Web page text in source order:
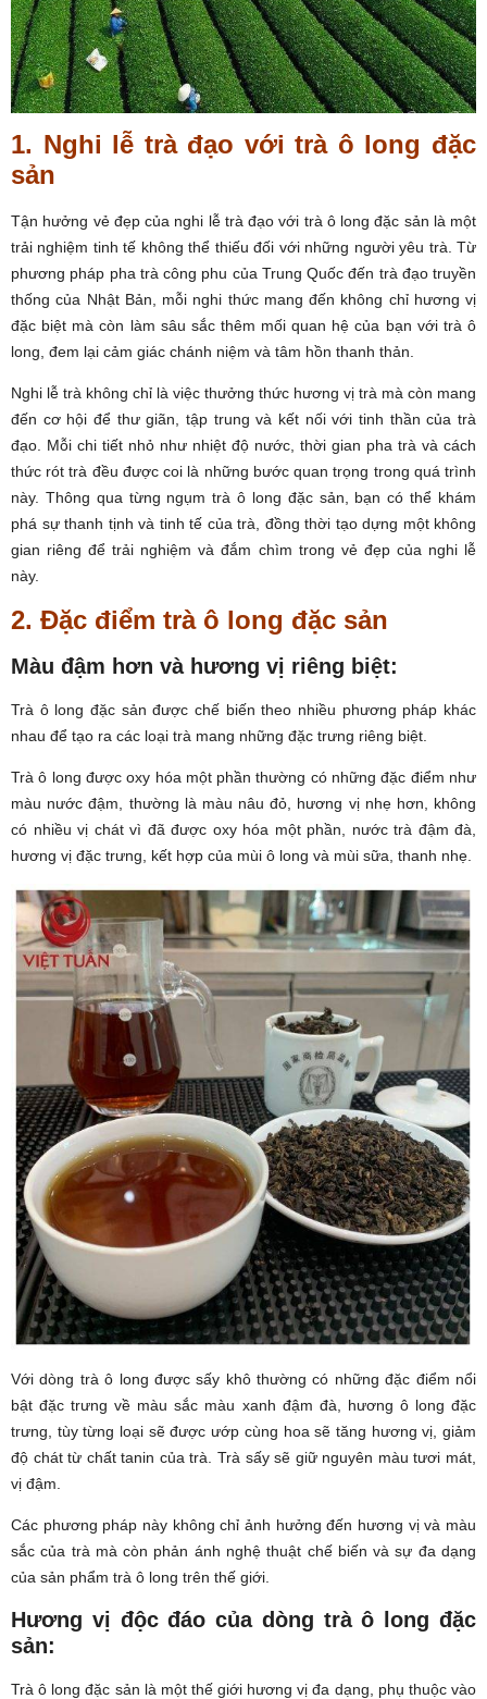
1. Nghi lễ trà đạo với trà ô long đặc
sản
Tận hưởng vẻ đẹp của nghi lễ trà đạo với trà ô long đặc sản là một
trải nghiệm tinh tế không thể thiếu đối với những người yêu trà. Từ
phương pháp pha trà công phu của Trung Quốc đến trà đạo truyền
thống của Nhật Bản, mỗi nghi thức mang đến không chỉ hương vị
đặc biệt mà còn làm sâu sắc thêm mối quan hệ của bạn với trà ô
long, đem lại cảm giác chánh niệm và tâm hồn thanh thản.
Nghi lễ trà không chỉ là việc thưởng thức hương vị trà mà còn mang
đến cơ hội để thư giãn, tập trung và kết nối với tinh thần của trà
đạo. Mỗi chi tiết nhỏ như nhiệt độ nước, thời gian pha trà và cách
thức rót trà đều được coi là những bước quan trọng trong quá trình
này. Thông qua từng ngụm trà ô long đặc sản, bạn có thể khám
phá sự thanh tịnh và tinh tế của trà, đồng thời tạo dựng một không
gian riêng để trải nghiệm và đắm chìm trong vẻ đẹp của nghi lễ
này.
2. Đặc điểm trà ô long đặc sản
Màu đậm hơn và hương vị riêng biệt:
Trà ô long đặc sản được chế biến theo nhiều phương pháp khác
nhau để tạo ra các loại trà mang những đặc trưng riêng biệt.
Trà ô long được oxy hóa một phần thường có những đặc điểm như
màu nước đậm, thường là màu nâu đỏ, hương vị nhẹ hơn, không
có nhiều vị chát vì đã được oxy hóa một phần, nước trà đậm đà,
hương vị đặc trưng, kết hợp của mùi ô long và mùi sữa, thanh nhẹ.
Với dòng trà ô long được sấy khô thường có những đặc điểm nổi
bật đặc trưng về màu sắc màu xanh đậm đà, hương ô long đặc
trưng, tùy từng loại sẽ được ướp cùng hoa sẽ tăng hương vị, giảm
độ chát từ chất tanin của trà. Trà sấy sẽ giữ nguyên màu tươi mát,
vị đậm.
Các phương pháp này không chỉ ảnh hưởng đến hương vị và màu
sắc của trà mà còn phản ánh nghệ thuật chế biến và sự đa dạng
của sản phẩm trà ô long trên thế giới.
Hương vị độc đáo của dòng trà ô long đặc
sản:
Trà ô long đặc sản là một thế giới hương vị đa dạng, phụ thuộc vào